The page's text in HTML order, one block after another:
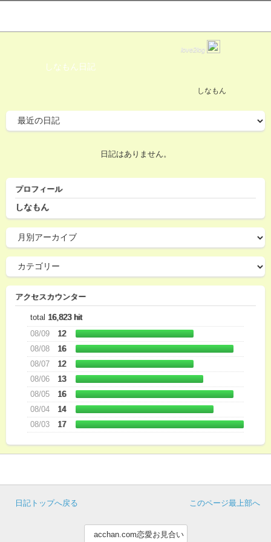
love2log
しなもん日記
しなもん
日記はありません。
プロフィール
しなもん
アクセスカウンター
total 16,823 hit
08/09
12
08/08
16
08/07
12
08/06
13
08/05
16
08/04
14
08/03
17
このページ最上部へ
日記トップへ戻る